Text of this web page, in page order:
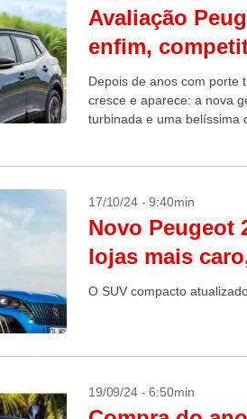
Avaliação
enfim,
Depois de anos com porte
cresce e aparece: a nova
turbinada e uma belíssima
17/10/24 - 9:40min
Novo Peugeot
lojas mais
O SUV compacto
19/09/24 - 6:50min